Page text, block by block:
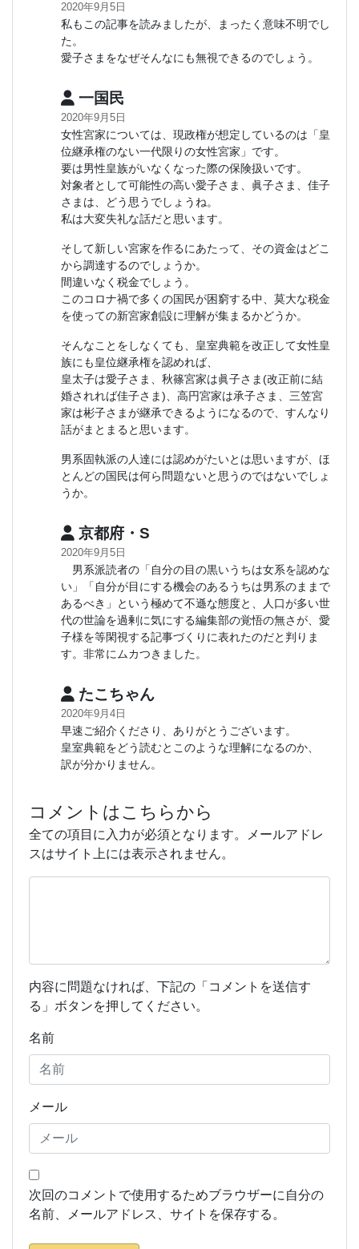
2020年9月5日
私もこの記事を読みましたが、まったく意味不明でし
た。
愛子さまをなぜそんなにも無視できるのでしょう。
一国民
2020年9月5日
女性宮家については、現政権が想定しているのは「皇
位継承権のない一代限りの女性宮家」です。
要は男性皇族がいなくなった際の保険扱いです。
対象者として可能性の高い愛子さま、眞子さま、佳子
さまは、どう思うでしょうね。
私は大変失礼な話だと思います。
そして新しい宮家を作るにあたって、その資金はどこ
から調達するのでしょうか。
間違いなく税金でしょう。
このコロナ禍で多くの国民が困窮する中、莫大な税金
を使っての新宮家創設に理解が集まるかどうか。
そんなことをしなくても、皇室典範を改正して女性皇
族にも皇位継承権を認めれば、
皇太子は愛子さま、秋篠宮家は眞子さま(改正前に結
婚されれば佳子さま)、高円宮家は承子さま、三笠宮
家は彬子さまが継承できるようになるので、すんなり
話がまとまると思います。
男系固執派の人達には認めがたいとは思いますが、ほ
とんどの国民は何ら問題ないと思うのではないでしょ
うか。
京都府・S
2020年9月5日
男系派読者の「自分の目の黒いうちは女系を認めな
い」「自分が目にする機会のあるうちは男系のままで
あるべき」という極めて不遜な態度と、人口が多い世
代の世論を過剰に気にする編集部の覚悟の無さが、愛
子様を等閑視する記事づくりに表れたのだと判りま
す。非常にムカつきました。
たこちゃん
2020年9月4日
早速ご紹介くださり、ありがとうございます。
皇室典範をどう読むとこのような理解になるのか、
訳が分かりません。
コメントはこちらから
全ての項目に入力が必須となります。メールアドレ
スはサイト上には表示されません。
内容に問題なければ、下記の「コメントを送信す
る」ボタンを押してください。
名前
メール
次回のコメントで使用するためブラウザーに自分の
名前、メールアドレス、サイトを保存する。